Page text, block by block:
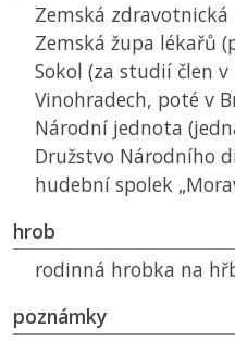
Zemská zdravotnická
Zemská župa lékařů
Sokol (za studií člen v
Vinohradech, poté v
Národní jednota
Družstvo Národního
hudební spolek
hrob
rodinná hrobka na
poznámky